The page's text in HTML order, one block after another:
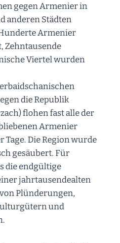
gegen Armenier in
anderen Städten
Armenier
Zehntausende
Viertel wurden
die Republik
flohen fast alle der
Armenier
Die Region wurde
gesäubert. Für
die endgültige
jahrtausendealten
Plünderungen,
und